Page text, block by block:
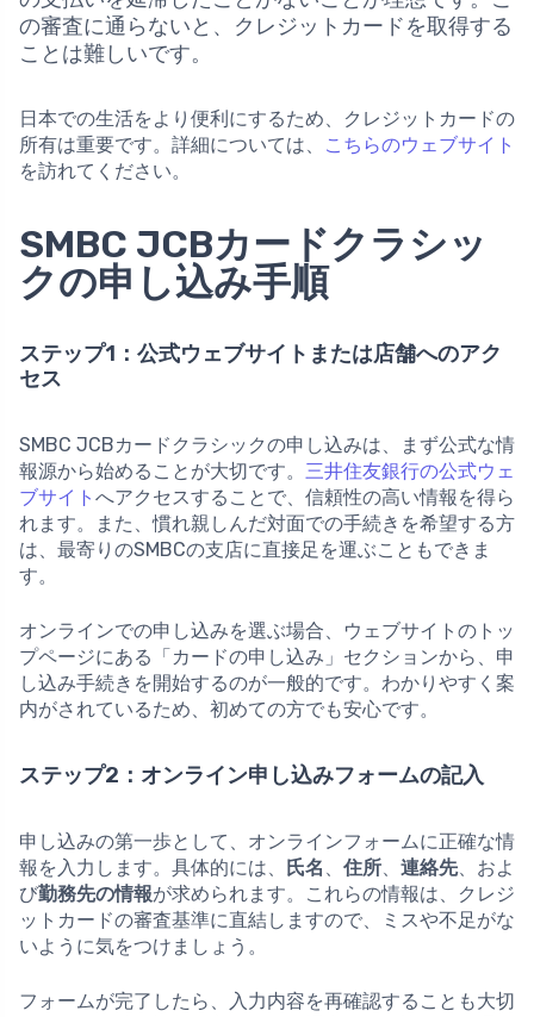
の審査に通らないと、クレジットカードを取得する
ことは難しいです。
日本での生活をより便利にするため、クレジットカードの
所有は重要です。詳細については、
こちらのウェブサイト
を訪れてください。
SMBC JCBカードクラシッ
クの申し込み手順
ステップ1：公式ウェブサイトまたは店舗へのアク
セス
SMBC JCBカードクラシックの申し込みは、まず公式な情
報源から始めることが大切です。 三井住友銀行の公式ウェ
ブサイト へアクセスすることで、信頼性の高い情報を得ら
れます。また、慣れ親しんだ対面での手続きを希望する方
は、最寄りのSMBCの支店に直接足を運ぶこともできま
す。
オンラインでの申し込みを選ぶ場合、ウェブサイトのトッ
プページにある「カードの申し込み」セクションから、申
し込み手続きを開始するのが一般的です。わかりやすく案
内がされているため、初めての方でも安心です。
ステップ2：オンライン申し込みフォームの記入
申し込みの第一歩として、オンラインフォームに正確な情
報を入力します。具体的には、 氏名 、 住所、 連絡先、およ
び勤務先の情報が求められます。これらの情報は、クレジ
ットカードの審査基準に直結しますので、ミスや不足がな
いように気をつけましょう。
フォームが完了したら、入力内容を再確認することも大切